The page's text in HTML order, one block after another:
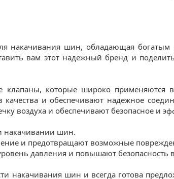
накачивания шин, обладающая
вам этот надежный бренд и
клапаны, которые широко
качества и обеспечивают надежное
воздуха и обеспечивают безопасное и
накачивании шин.
и предотвращают возможные
давления и повышают безопасность
накачивания шин и всегда готова